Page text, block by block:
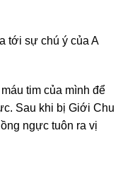
tới sự chú ý của A
tim của mình để
Sau khi bị Giới Chu
ngực tuôn ra vị